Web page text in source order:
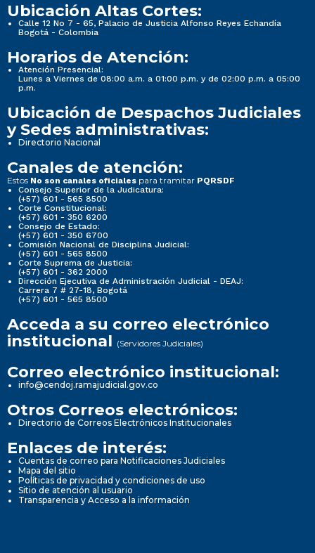
Ubicación Altas Cortes:
Calle 12 No 7 - 65, Palacio de Justicia Alfonso Reyes Echandía
Bogotá - Colombia
Horarios de Atención:
Atención Presencial:
Lunes a Viernes de 08:00 a.m. a 01:00 p.m. y de 02:00 p.m. a 05:00
p.m.
Ubicación de Despachos Judiciales
y Sedes administrativas:
Directorio Nacional
Canales de atención:
Estos No son canales oficiales para tramitar PQRSDF
Consejo Superior de la Judicatura:
(+57) 601 - 565 8500
Corte Constitucional:
(+57) 601 - 350 6200
Consejo de Estado:
(+57) 601 - 350 6700
Comisión Nacional de Disciplina Judicial:
(+57) 601 - 565 8500
Corte Suprema de Justicia:
(+57) 601 - 362 2000
Dirección Ejecutiva de Administración Judicial - DEAJ:
Carrera 7 # 27-18, Bogotá
(+57) 601 - 565 8500
Acceda a su correo electrónico
institucional (Servidores Judiciales)
Correo electrónico institucional:
info@cendoj.ramajudicial.gov.co
Otros Correos electrónicos:
Directorio de Correos Electrónicos Institucionales
Enlaces de interés:
Cuentas de correo para Notificaciones Judiciales
Mapa del sitio
Políticas de privacidad y condiciones de uso
Sitio de atención al usuario
Transparencia y Acceso a la información